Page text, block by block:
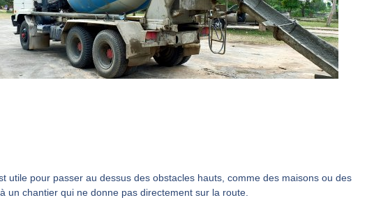
utile pour passer au dessus des obstacles hauts, comme des maisons ou des
un chantier qui ne donne pas directement sur la route.